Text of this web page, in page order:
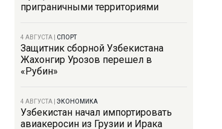
приграничными территориями
4 АВГУСТА СПОРТ
Защитник сборной Узбекистана
Жахонгир Урозов перешел в
«Рубин»
4 АВГУСТА ЭКОНОМИКА
Узбекистан начал импортировать
авиакеросин из Грузии и Ирака